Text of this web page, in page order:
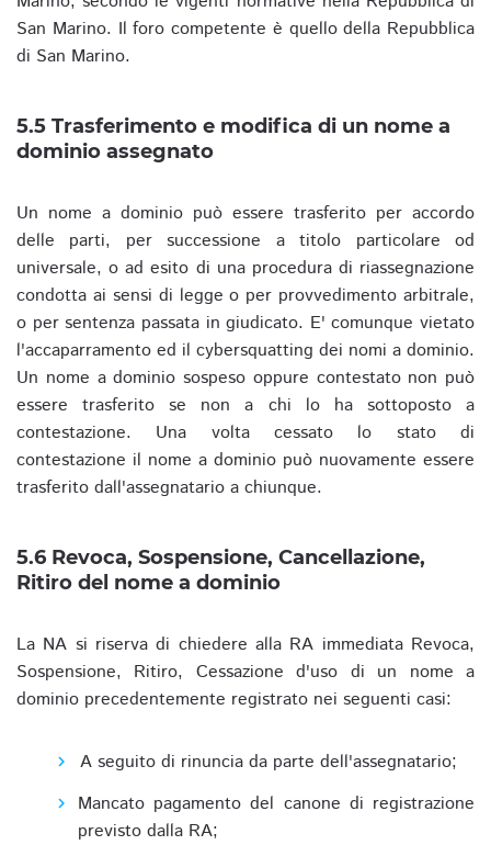
San Marino. Il foro competente è quello della Repubblica
di San Marino.
5.5 Trasferimento e modifica di un nome a
dominio assegnato
Un nome a dominio può essere trasferito per accordo
delle parti, per successione a titolo particolare od
universale, o ad esito di una procedura di riassegnazione
condotta ai sensi di legge o per provvedimento arbitrale,
o per sentenza passata in giudicato. E' comunque vietato
l'accaparramento ed il cybersquatting dei nomi a dominio.
Un nome a dominio sospeso oppure contestato non può
essere trasferito se non a chi lo ha sottoposto a
contestazione. Una volta cessato lo stato di
contestazione il nome a dominio può nuovamente essere
trasferito dall'assegnatario a chiunque.
5.6 Revoca, Sospensione, Cancellazione,
Ritiro del nome a dominio
La NA si riserva di chiedere alla RA immediata Revoca,
Sospensione, Ritiro, Cessazione d'uso di un nome a
dominio precedentemente registrato nei seguenti casi:
A seguito di rinuncia da parte dell'assegnatario;
Mancato pagamento del canone di registrazione
previsto dalla RA;